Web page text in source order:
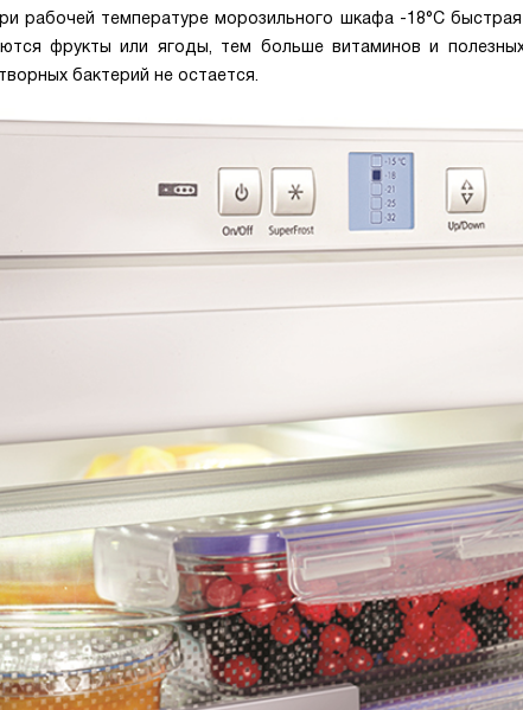
рабочей температуре морозильного шкафа -18°C
фрукты или ягоды, тем больше витаминов и
бактерий не остается.